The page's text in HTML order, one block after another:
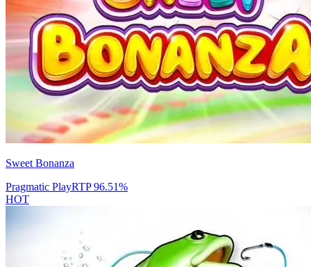
Sweet Bonanza
Pragmatic PlayRTP96.51%
HOT